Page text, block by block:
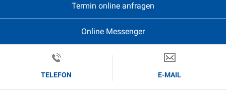
Termin online anfragen
Online Messenger
TELEFON E-MAIL